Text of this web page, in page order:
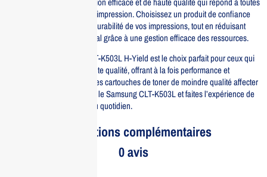
vos exigences en matière d’impression. Choisissez un produit de confiance
qui garantit la fiabilité et la durabilité de vos impressions, tout en réduisant
votre impact environnemental grâce à une gestion efficace des ressources.
En résumé, le Samsung CLT-K503L H-Yield est le choix parfait pour ceux qui
recherchent un toner de haute qualité, offrant à la fois performance et
rentabilité. Ne laissez pas des cartouches de toner de moindre qualité affecter
vos impressions; optez pour le Samsung CLT-K503L et faites l’expérience de
l’excellence d’impression au quotidien.
Informations complémentaires
0 avis